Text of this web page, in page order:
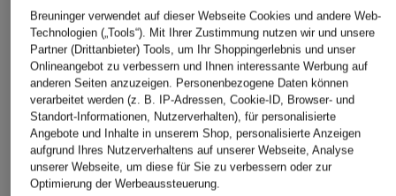
Joseph Ribkoff
Hose
170 €
Joseph Ribkoff
Hose
170 €
Joseph
170 €
Breuninger verwendet auf dieser Webseite Cookies und andere Web-
Technologien („Tools“). Mit Ihrer Zustimmung nutzen wir und unsere
Partner (Drittanbieter) Tools, um Ihr Shoppingerlebnis und unser
Onlineangebot zu verbessern und Ihnen interessante Werbung auf
anderen Seiten anzuzeigen. Personenbezogene Daten können
verarbeitet werden (z. B. IP-Adressen, Cookie-ID, Browser- und
Standort-Informationen, Nutzerverhalten), für personalisierte
Angebote und Inhalte in unserem Shop, personalisierte Anzeigen
aufgrund Ihres Nutzerverhaltens auf unserer Webseite, Analyse
unserer Webseite, um diese für Sie zu verbessern oder zur
Optimierung der Werbeaussteuerung.